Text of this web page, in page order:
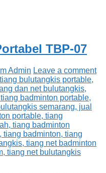
TBP-07
Admin Leave a comment